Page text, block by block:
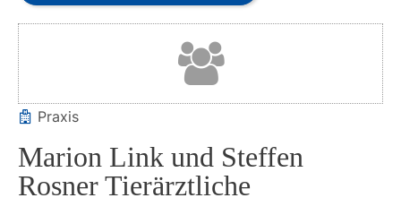
Praxis
Marion Link und Steffen
Rosner Tierärztliche